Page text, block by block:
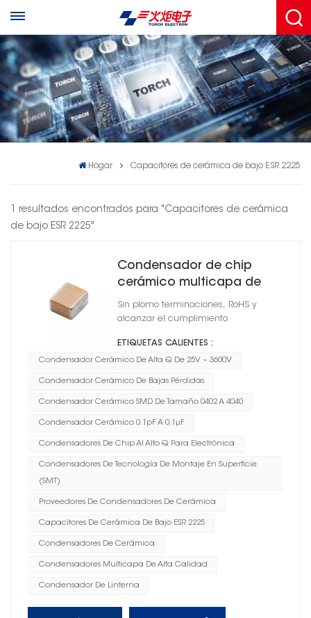
Hogar Capacitores de cerámica de bajo ESR 2225
1 resultados encontrados para "Capacitores de cerámica
de bajo ESR 2225"
Condensador de chip
cerámico multicapa de
alta Q 2225
Sin plomo terminaciones, RoHS y
alcanzar el cumplimiento
ETIQUETAS CALIENTES :
Condensador Cerámico De Alta Q De 25V ~ 3600V
Condensador Cerámico De Bajas Pérdidas
Condensador Cerámico SMD De Tamaño 0402 A 4040
Condensador Cerámico 0.1pF A 0.1μF
Condensadores De Chip Al Alto Q Para Electrónica
Condensadores De Tecnología De Montaje En Superficie
(SMT)
Proveedores De Condensadores De Cerámica
Capacitores De Cerámica De Bajo ESR 2225
Condensadores De Cerámica
Condensadores Multicapa De Alta Calidad
Condensador De Linterna